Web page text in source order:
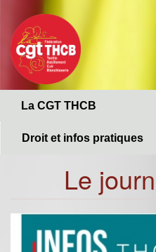
contenu
principal
La CGT THCB
Droit et infos pratiques
Le